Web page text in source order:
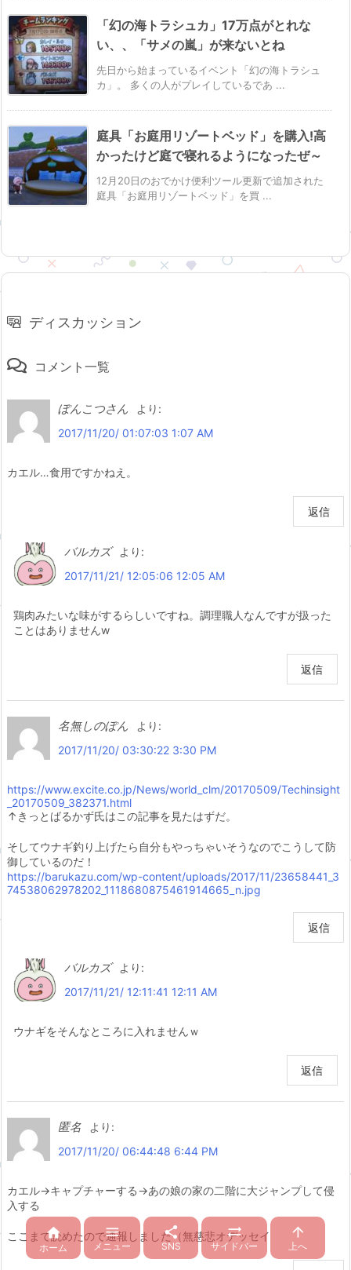
「幻の海トラシュカ」17万点がとれな
い、、「サメの嵐」が来ないとね
先日から始まっているイベント「幻の海トラシュ
カ」。 多くの人がプレイしているであ ...
庭具「お庭用リゾートベッド」を購入!高
かったけど庭で寝れるようになったぜ～
12月20日のおでかけ便利ツール更新で追加された
庭具「お庭用リゾートベッド」を買 ...
ディスカッション
コメント一覧
ぽんこつさん
より:
2017/11/20/ 01:07:03 1:07 AM
カエル…食用ですかねえ。
返信
バルカズ
より:
2017/11/21/ 12:05:06 12:05 AM
鶏肉みたいな味がするらしいですね。調理職人なんですが扱った
ことはありませんw
返信
名無しのぽん
より:
2017/11/20/ 03:30:22 3:30 PM
https://www.excite.co.jp/News/world_clm/20170509/Techinsight
_20170509_382371.html
↑きっとばるかず氏はこの記事を見たはずだ。
そしてウナギ釣り上げたら自分もやっちゃいそうなのでこうして防
御しているのだ！
https://barukazu.com/wp-content/uploads/2017/11/23658441_3
74538062978202_1118680875461914665_n.jpg
返信
バルカズ
より:
2017/11/21/ 12:11:41 12:11 AM
ウナギをそんなところに入れませんｗ
返信
匿名
より:
2017/11/20/ 06:44:48 6:44 PM
カエル→キャプチャーする→あの娘の家の二階に大ジャンプして侵
入する
ここまで読めたので通報しました（無慈悲オデッセイ

ホーム

メニュー

SNS

サイドバー

上へ